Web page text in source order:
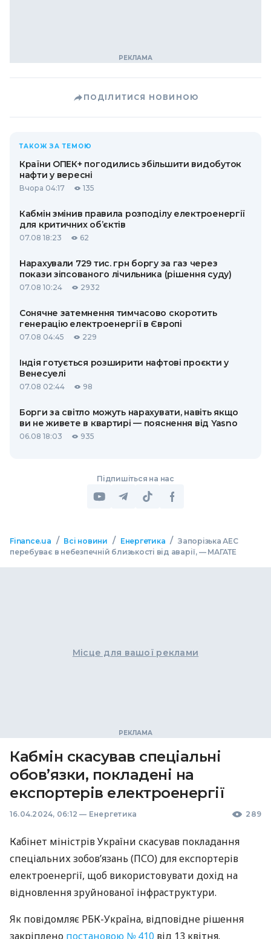
ПОДІЛИТИСЯ НОВИНОЮ
ТАКОЖ ЗА ТЕМОЮ
Країни ОПЕК+ погодились збільшити видобуток
нафти у вересні
Вчора 04:17 135
Кабмін змінив правила розподілу електроенергії
для критичних об’єктів
07.08 18:23 62
Нарахували 729 тис. грн боргу за газ через
покази зіпсованого лічильника (рішення суду)
07.08 10:24 2932
Сонячне затемнення тимчасово скоротить
генерацію електроенергії в Європі
07.08 04:45 229
Індія готується розширити нафтові проєкти у
Венесуелі
07.08 02:44 98
Борги за світло можуть нарахувати, навіть якщо
ви не живете в квартирі — пояснення від Yasno
06.08 18:03 935
Підпишіться на нас
Finance.ua / Всі новини / Енергетика / Запорізька АЕС
перебуває в небезпечній близькості від аварії, — МАГАТЕ
Місце для вашої реклами
Кабмін скасував спеціальні
обов’язки, покладені на
експортерів електроенергії
16.04.2024, 06:12 — Енергетика 289
Кабінет міністрів України скасував покладання
спеціальних зобов’язань (ПСО) для експортерів
електроенергії, щоб використовувати дохід на
відновлення зруйнованої інфраструктури.
Як повідомляє РБК-Україна, відповідне рішення
закріплено постановою № 410 від 13 квітня.